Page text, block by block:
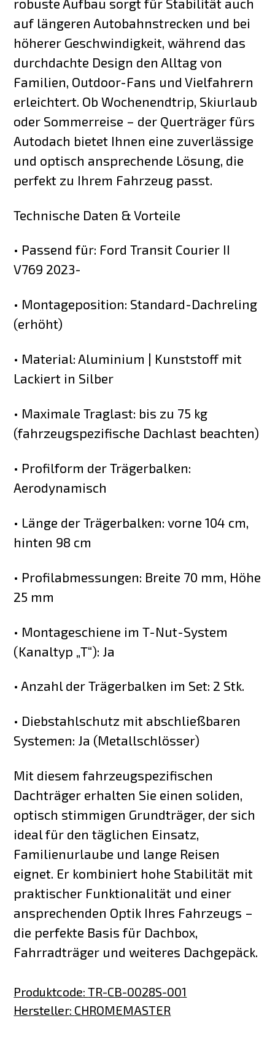
robuste Aufbau sorgt für Stabilität auch
auf längeren Autobahnstrecken und bei
höherer Geschwindigkeit, während das
durchdachte Design den Alltag von
Familien, Outdoor-Fans und Vielfahrern
erleichtert. Ob Wochenendtrip, Skiurlaub
oder Sommerreise – der Querträger fürs
Autodach bietet Ihnen eine zuverlässige
und optisch ansprechende Lösung, die
perfekt zu Ihrem Fahrzeug passt.
Technische Daten & Vorteile
• Passend für: Ford Transit Courier II
V769 2023-
• Montageposition: Standard-Dachreling
(erhöht)
• Material: Aluminium | Kunststoff mit
Lackiert in Silber
• Maximale Traglast: bis zu 75 kg
(fahrzeugspezifische Dachlast beachten)
• Profilform der Trägerbalken:
Aerodynamisch
• Länge der Trägerbalken: vorne 104 cm,
hinten 98 cm
• Profilabmessungen: Breite 70 mm, Höhe
25 mm
• Montageschiene im T-Nut-System
(Kanaltyp „T“): Ja
• Anzahl der Trägerbalken im Set: 2 Stk.
• Diebstahlschutz mit abschließbaren
Systemen: Ja (Metallschlösser)
Mit diesem fahrzeugspezifischen
Dachträger erhalten Sie einen soliden,
optisch stimmigen Grundträger, der sich
ideal für den täglichen Einsatz,
Familienurlaube und lange Reisen
eignet. Er kombiniert hohe Stabilität mit
praktischer Funktionalität und einer
ansprechenden Optik Ihres Fahrzeugs –
die perfekte Basis für Dachbox,
Fahrradträger und weiteres Dachgepäck.
Produktcode:TR-CB-0028S-001
Hersteller: CHROMEMASTER